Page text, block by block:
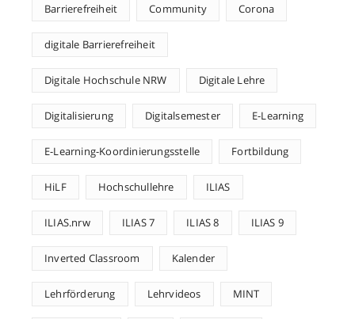
Barrierefreiheit Community Corona
digitale Barrierefreiheit
Digitale Hochschule NRW Digitale Lehre
Digitalisierung Digitalsemester E-Learning
E-Learning-Koordinierungsstelle Fortbildung
HiLF Hochschullehre ILIAS
ILIAS.nrw ILIAS 7 ILIAS 8 ILIAS 9
Inverted Classroom Kalender
Lehrförderung Lehrvideos MINT